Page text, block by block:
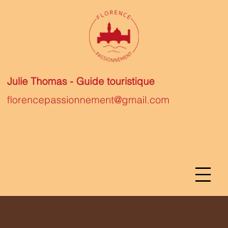
Julie Thomas - Guide touristique
florencepassionnement@gmail.com